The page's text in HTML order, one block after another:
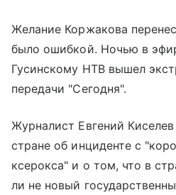
Желание Коржакова
было ошибкой. Ночью в
Гусинскому НТВ вышел
передачи "Сегодня".
Журналист Евгений
стране об инциденте с
ксерокса" и о том, что в
ли не новый